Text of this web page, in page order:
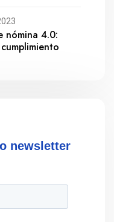
nómina 4.0:
newsletter